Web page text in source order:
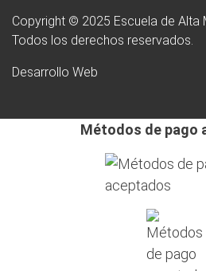
Copyright © 2025 Escuela de Alta
Todos los derechos reservados.
Desarrollo Web
Métodos de pago